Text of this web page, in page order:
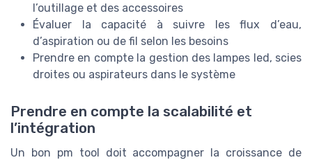
l’outillage et des accessoires
Évaluer la capacité à suivre les flux d’eau,
d’aspiration ou de fil selon les besoins
Prendre en compte la gestion des lampes led, scies
droites ou aspirateurs dans le système
Prendre en compte la scalabilité et
l’intégration
Un bon pm tool doit accompagner la croissance de